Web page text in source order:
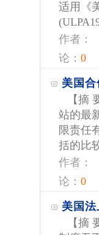
适用《
作者：
论： 0
美国
【摘
站的最
限责任
括的比
作者：
论： 0
美国
【摘